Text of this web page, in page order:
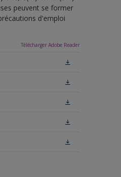
peuvent se former
d'emploi
Télécharger Adobe Reader